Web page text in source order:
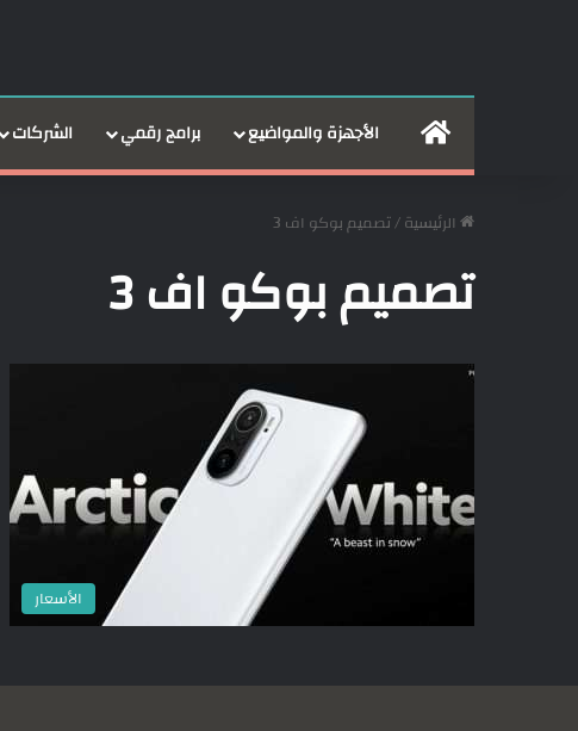
الرئيسيةالأجهزة والمواضيع برامج رقمي الشركات
الرئيسية/تصميم بوكو اف 3
تصميم بوكو اف 3
الأسعار